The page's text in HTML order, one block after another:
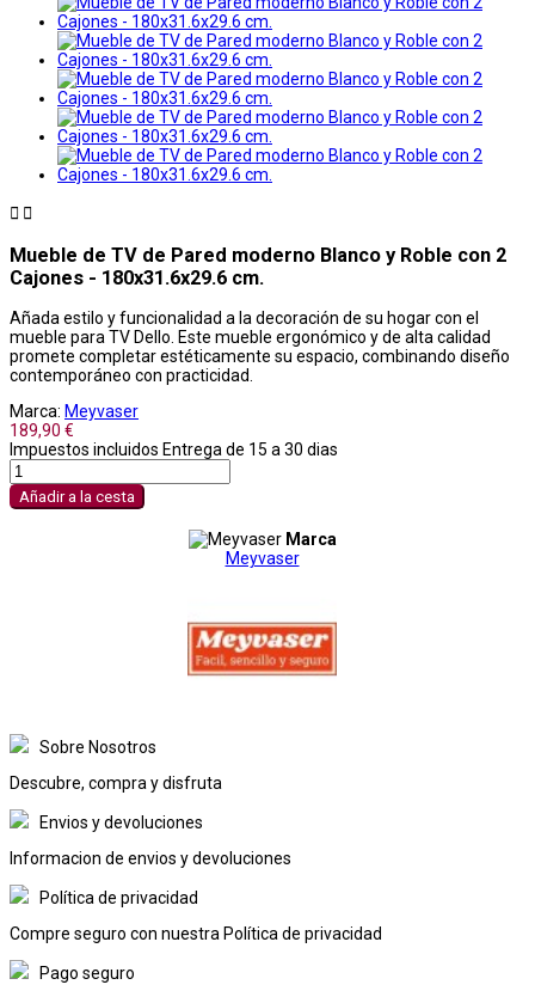
 
Mueble de TV de Pared moderno Blanco y Roble con 2
Cajones - 180x31.6x29.6 cm.
Añada estilo y funcionalidad a la decoración de su hogar con el
mueble para TV Dello. Este mueble ergonómico y de alta calidad
promete completar estéticamente su espacio, combinando diseño
contemporáneo con practicidad.
Marca: Meyvaser
189,90 €
Impuestos incluidos Entrega de 15 a 30 dias
Añadir a la cesta
Marca
Meyvaser
Sobre Nosotros
Descubre, compra y disfruta
Envios y devoluciones
Informacion de envios y devoluciones
Política de privacidad
Compre seguro con nuestra Política de privacidad
Pago seguro